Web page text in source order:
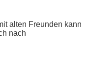
alten Freunden kann
nach